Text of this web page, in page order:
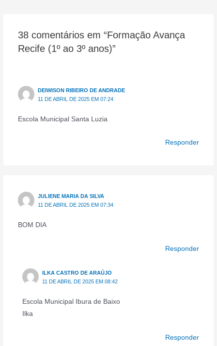
3º
38 comentários em “Formação Avança
Recife (1º ao 3º anos)”
DEIWISON RIBEIRO DE ANDRADE
11 DE ABRIL DE 2025 EM 07:24
Escola Municipal Santa Luzia
Responder
JULIENE MARIA DA SILVA
11 DE ABRIL DE 2025 EM 07:34
BOM DIA
Responder
ILKA CASTRO DE ARAÚJO
11 DE ABRIL DE 2025 EM 08:42
Escola Municipal Ibura de Baixo
Ilka
Responder